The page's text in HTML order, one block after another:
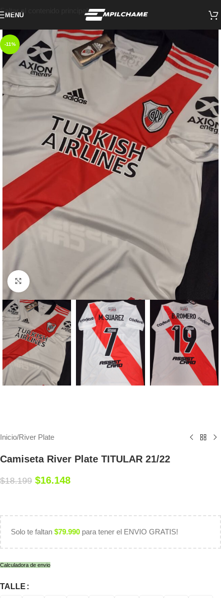
Saltar al contenido principal
MENÚ
-11%
Haga clic para ampliar
Inicio/River Plate
Camiseta River Plate TITULAR 21/22
$18.199 $16.148
Solo te faltan $79.990 para tener el ENVIO GRATIS!
Calculadora de envio
TALLE